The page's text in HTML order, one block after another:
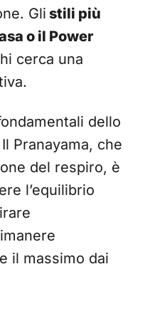
Gli stili più
o il Power
cerca una
dello
Pranayama, che
del respiro, è
l’equilibrio
il massimo dai